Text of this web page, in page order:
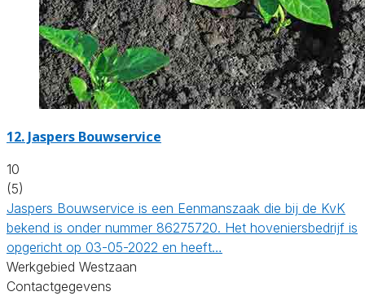
12. Jaspers Bouwservice
10
(5)
Jaspers Bouwservice is een Eenmanszaak die bij de KvK
bekend is onder nummer 86275720. Het hoveniersbedrijf is
opgericht op 03-05-2022 en heeft…
Werkgebied Westzaan
Contactgegevens